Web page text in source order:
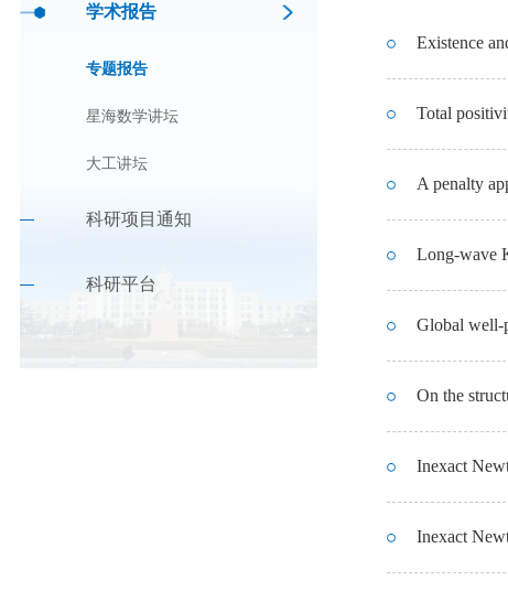
学术报告
专题报告
星海数学讲坛
大工讲坛
科研项目通知
科研平台
Existence
Total
A penalty
Long-wave
Global well-
On the
Inexact
Inexact